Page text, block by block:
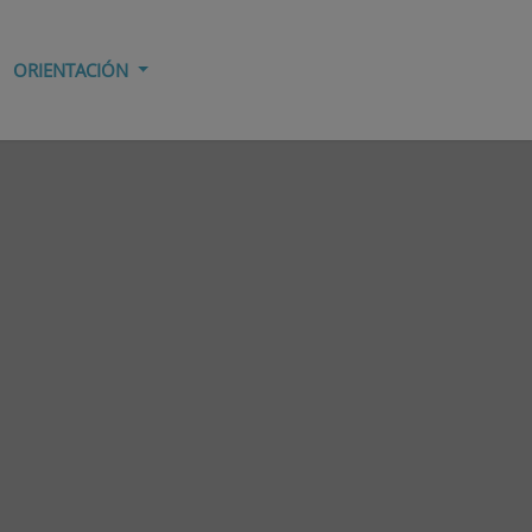
ORIENTACIÓN